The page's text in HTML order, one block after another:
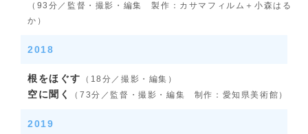
（93分／監督・撮影・編集 製作：カサマフィルム＋小森はる
か）
2018
根をほぐす （18分／撮影・編集）
空に聞く （73分／監督・撮影・編集 制作：愛知県美術館）
2019